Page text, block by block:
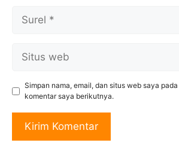
Surel
Situs
web
Simpan nama, email, dan situs web saya
komentar saya berikutnya.